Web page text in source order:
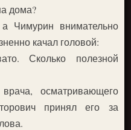
дома?
Чимурин внимательно
качал головой:
Сколько полезной
осматривающего
принял его за